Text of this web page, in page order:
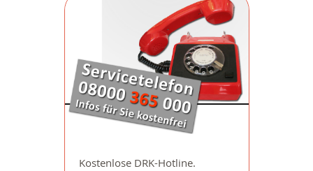
Kostenlose DRK-Hotline.